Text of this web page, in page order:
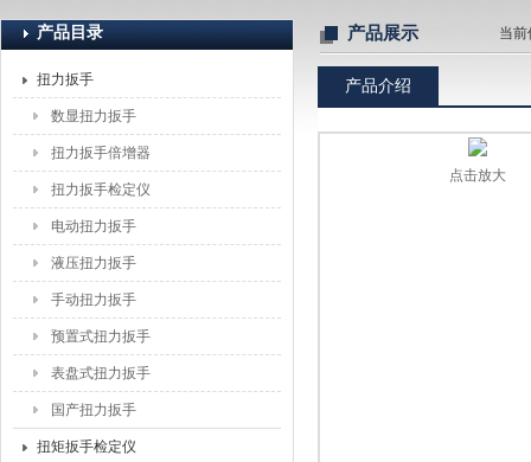
产品目录
扭力扳手
数显扭力扳手
扭力扳手倍增器
扭力扳手检定仪
电动扭力扳手
液压扭力扳手
手动扭力扳手
预置式扭力扳手
表盘式扭力扳手
国产扭力扳手
扭矩扳手检定仪
产品展示 当前
产品介绍
点击放大